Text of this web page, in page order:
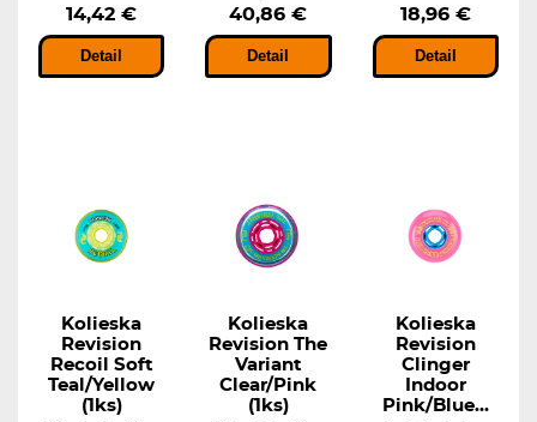
14,42 €
Detail
40,86 €
Detail
18,96 €
Detail
Kolieska
Revision
Recoil Soft
Teal/Yellow
(1ks)
Kolieska
Revision The
Variant
Clear/Pink
(1ks)
Kolieska
Revision
Clinger
Indoor
Pink/Blue...